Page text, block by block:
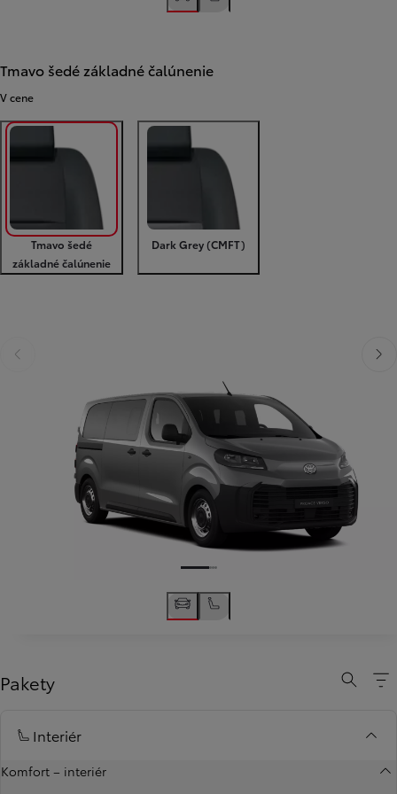
Tmavo šedé základné čalúnenie
V cene
Tmavo šedé
základné čalúnenie
Dark Grey (CMFT)
Predchádzajúca stránka
Pakety
Interiér
Komfort – interiér